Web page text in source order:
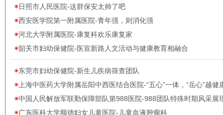
日照市人民医院-这群保安太帅了吧
西安医学院第一附属医院-青年强，则消化强
河北大学附属医院-康复科欢乐康复家
韶关市妇幼保健院-医宣新路人文活动与健康教育相融合
东莞市妇幼保健院-新生儿疾病筛查团队
上海中医药大学附属岳阳中西医结合医院-“五心”一体，“岳心”越健
中国人民解放军联勤保障部队第988医院-988团队特殊时期风采展
广东医科大学顺德妇女儿童医院-儿童血液肿瘤科